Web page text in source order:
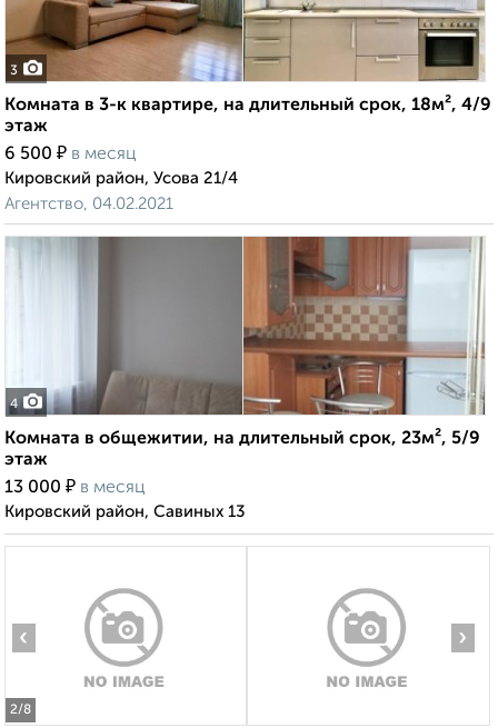
3
Комната в 3-к квартире, на длительный срок, 18м², 4/9
этаж
6 500 ₽ в месяц
Кировский район, Усова 21/4
Агентство, 04.02.2021
4
Комната в общежитии, на длительный срок, 23м², 5/9
этаж
13 000 ₽ в месяц
Кировский район, Савиных 13
2/8
‹ ›